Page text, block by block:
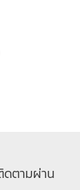
ดตามผ่าน